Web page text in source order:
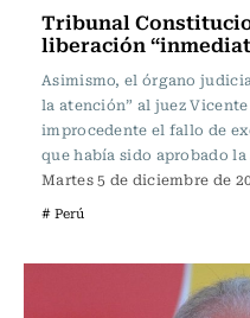
Tribunal
liberación
Asimismo, el órgano
la atención” al juez
improcedente el fallo de
que había sido aprobado la
Martes 5 de diciembre de
# Perú